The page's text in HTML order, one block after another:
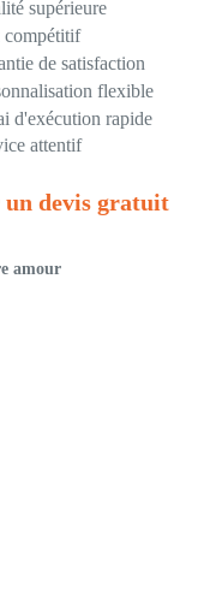
supérieure
compétitif
de satisfaction
flexible
d'exécution rapide
attentif
devis gratuit
amour